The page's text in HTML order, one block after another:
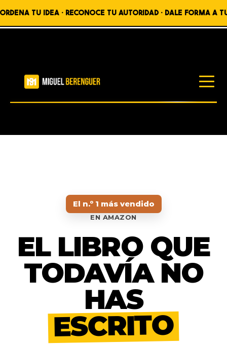
PRODUCTOS
TU IDEA • RECONOCE TU AUTORIDAD • DALE FORMA A TU OBRA
El n.º 1 más vendido
EN AMAZON
EL LIBRO QUE
TODAVÍA NO
HAS
ESCRITO